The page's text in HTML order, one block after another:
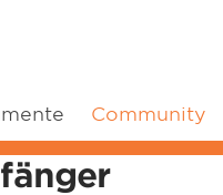
Community